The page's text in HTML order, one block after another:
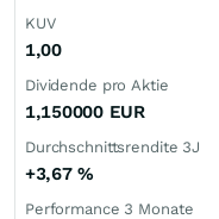
KUV
1,00
Dividende pro Aktie
1,150000 EUR
Durchschnittsrendite 3J
+3,67%
Performance 3 Monate